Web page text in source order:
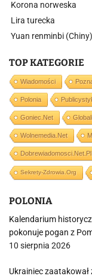
Korona norweska
Lira turecka
Yuan renminbi (Chiny)
TOP KATEGORIE
Wiadomości
Polonia
Goniec.net
Wolnemedia.net
Dobrewiadomosci.net.pl
Sekrety-Zdrowia.org
POLONIA
Kalendarium
pokonuje pogan z
10 sierpnia 2026
Ukrainiec